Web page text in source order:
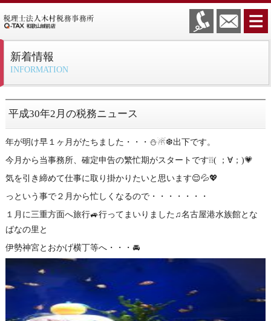
新着情報
INFORMATION
平成30年2月の税務ニュース
年が明け早１ヶ月がたちました・・・⛄☃❆出下です。
今月から当事務所、確定申告の繁忙期がスタートです❕❕( ；∀；)💗
気を引き締めて仕事に取り掛かりたいと思います😌💦💖
っという事で２月から忙しくなるので・・・・・・・
１月に三重方面へ旅行🚙行ってまいりました♫名古屋港水族館とな
ばなの里と
伊勢神宮とおかげ横丁等へ・・・🚘